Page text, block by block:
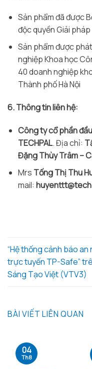
Sản phẩm đã được
độc quyền Giải
Sản phẩm được
nghiệp Khoa học
40 doanh nghiệp
Thành phố Hà Nội
6. Thông tin liên hệ:
Công ty cổ phần
TECHPAL. Địa chỉ:
Đặng Thùy Trâm –
Mrs Tống Thị Thu
mail:
“Hệ thống cảnh báo an
trực tuyến TP-Safe”
Sáng Tạo Việt (VTV3)
BÀI VIẾT LIÊN QUAN
04
Th8